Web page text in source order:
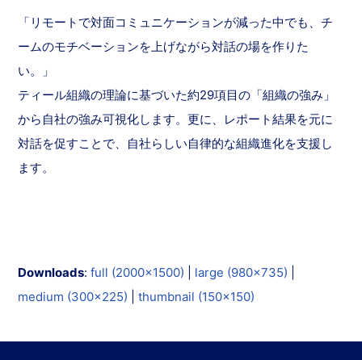
「リモートで対面コミュニケーションが減った中でも、チ
ームのモチベーションを上げながら対話の場を作りた
い。」
ティール組織の理論に基づいた約29項目の「組織の強み」
から自社の強み可視化します。更に、レポート結果を元に
対話を促すことで、自社らしい自律的な組織進化を支援し
ます。
Downloads:full (2000x1500) large (980x735)
medium (300x225) |thumbnail (150x150)